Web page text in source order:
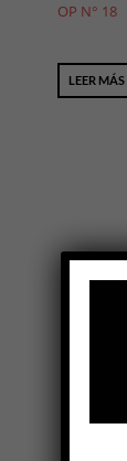
OP N° 18
LEER MÁS